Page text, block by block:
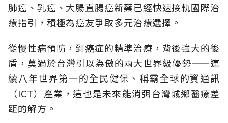
肺癌、乳癌、大腸直腸癌新藥已經快速接軌國際治
療指引，積極為癌友爭取多元治療選擇。
從慢性病預防，到癌症的精準治療，背後強大的後
盾，莫過於台灣引以為傲的兩大世界級優勢——連
續八年世界第一的全民健保、稱霸全球的資通訊
（ICT）產業，這也是未來能消弭台灣城鄉醫療差
距的解方。